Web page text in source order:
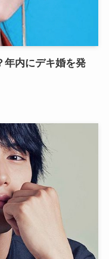
年内にデキ婚を発